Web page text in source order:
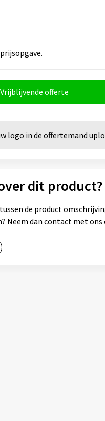
Vrijblijvende offerte
logo in de offertemand
dit product?
de product
Neem dan contact met ons